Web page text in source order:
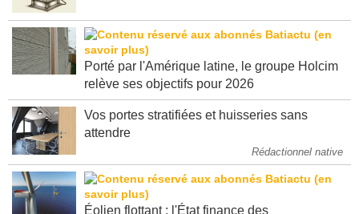
Porté par l'Amérique latine, le groupe Holcim
Vos portes stratifiées et huisseries sans
Rédactionnel native